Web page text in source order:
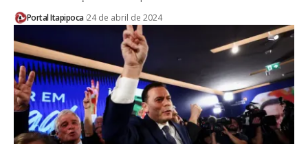
Portal Itapipoca 24 de abril de 2024